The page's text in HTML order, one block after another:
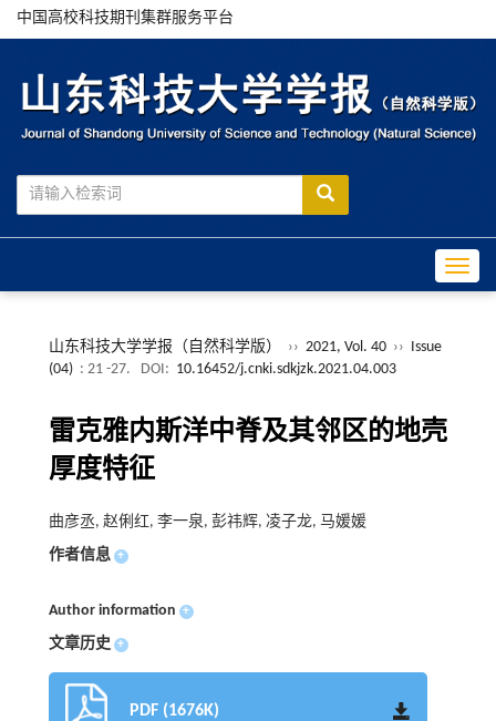
中国高校科技期刊集群服务平台
山东科技大学学报（自然科学版） ›› 2021, Vol. 40 ›› Issue
(04) : 21 -27. DOI: 10.16452/j.cnki.sdkjzk.2021.04.003
雷克雅内斯洋中脊及其邻区的地壳
厚度特征
曲彦丞, 赵俐红, 李一泉, 彭祎辉, 凌子龙, 马媛媛
作者信息 +
Author information +
文章历史 +
PDF (1676K)